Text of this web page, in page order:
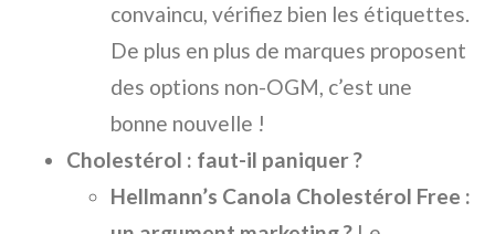
convaincu, vérifiez bien les étiquettes.
De plus en plus de marques proposent
des options non-OGM, c’est une
bonne nouvelle !
Cholestérol : faut-il paniquer ?
Hellmann’s Canola Cholestérol Free :